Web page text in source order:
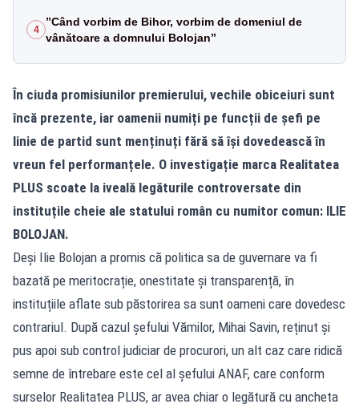
4
”Când vorbim de Bihor, vorbim de domeniul de
vânătoare a domnului Bolojan”
În ciuda promisiunilor premierului, vechile obiceiuri sunt
încă prezente, iar oamenii numiți pe funcții de șefi pe
linie de partid sunt menținuți fără să își dovedească în
vreun fel performanțele. O investigație marca Realitatea
PLUS scoate la iveală legăturile controversate din
instituțile cheie ale statului român cu numitor comun: ILIE
BOLOJAN.
Deși Ilie Bolojan a promis că politica sa de guvernare va fi
bazată pe meritocrație, onestitate și transparență, în
instituțiile aflate sub păstorirea sa sunt oameni care dovedesc
contrariul. După cazul șefului Vămilor, Mihai Savin, reținut și
pus apoi sub control judiciar de procurori, un alt caz care ridică
semne de întrebare este cel al șefului ANAF, care conform
surselor Realitatea PLUS, ar avea chiar o legătură cu ancheta